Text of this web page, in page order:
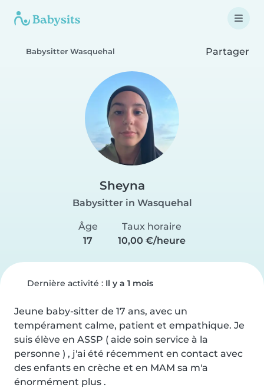
Babysitter Wasquehal Partager
Sheyna
Babysitter in Wasquehal
Âge
17
Taux horaire
10,00 €/heure
Dernière activité : Il y a 1 mois
Jeune baby-sitter de 17 ans, avec un
tempérament calme, patient et empathique. Je
suis élève en ASSP ( aide soin service à la
personne ) , j'ai été récemment en contact avec
des enfants en crèche et en MAM sa m'a
énormément plus .